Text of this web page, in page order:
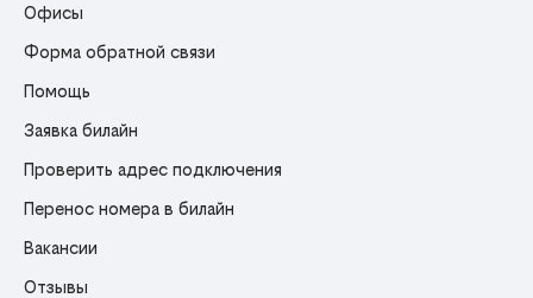
Офисы
Форма обратной связи
Помощь
Заявка билайн
Проверить адрес подключения
Перенос номера в билайн
Вакансии
Отзывы